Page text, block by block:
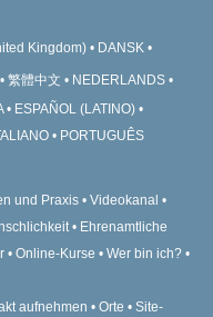
Kingdom) DANSK
繁體中文
NEDERLANDS
ESPAÑOL (LATINO)
PORTUGUÊS
und Praxis
Videokanal
Ehrenamtliche
Online-Kurse
Wer bin ich?
aufnehmen Orte Site-